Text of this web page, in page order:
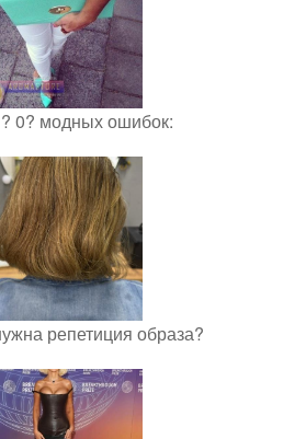
0? модных ошибок:
репетиция образа?